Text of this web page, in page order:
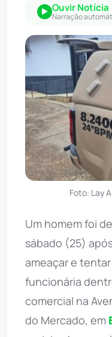
Ouvir Notícia
Narração
Foto: Lay
Um homem foi
sábado (25)
ameaçar e
funcionária
comercial na
do Mercado, em